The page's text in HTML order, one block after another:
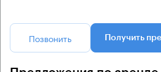
Позвонить Получить